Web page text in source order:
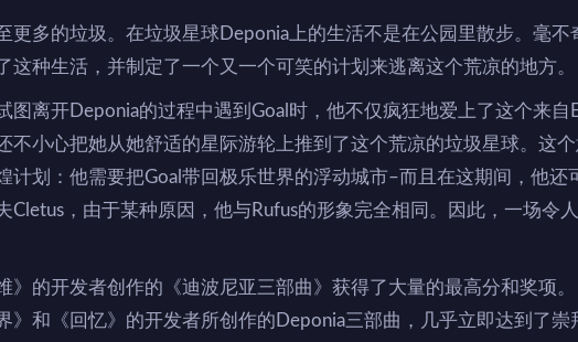
更多的垃圾。在垃圾星球Deponia上的生活不是在公园里散步。毫不
这种生活，并制定了一个又一个可笑的计划来逃离这个荒凉的地方。
图离开Deponia的过程中遇到Goal时，他不仅疯狂地爱上了这个来自
不小心把她从她舒适的星际游轮上推到了这个荒凉的垃圾星球。这
计划：他需要把Goal带回极乐世界的浮动城市–而且在这期间，他还
Cletus，由于某种原因，他与Rufus的形象完全相同。因此，一场令
》的开发者创作的《迪波尼亚三部曲》获得了大量的最高分和奖项
》和《回忆》的开发者所创作的Deponia三部曲，几乎立即达到了崇